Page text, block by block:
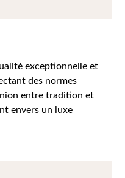
exceptionnelle et
des normes
entre tradition et
envers un luxe